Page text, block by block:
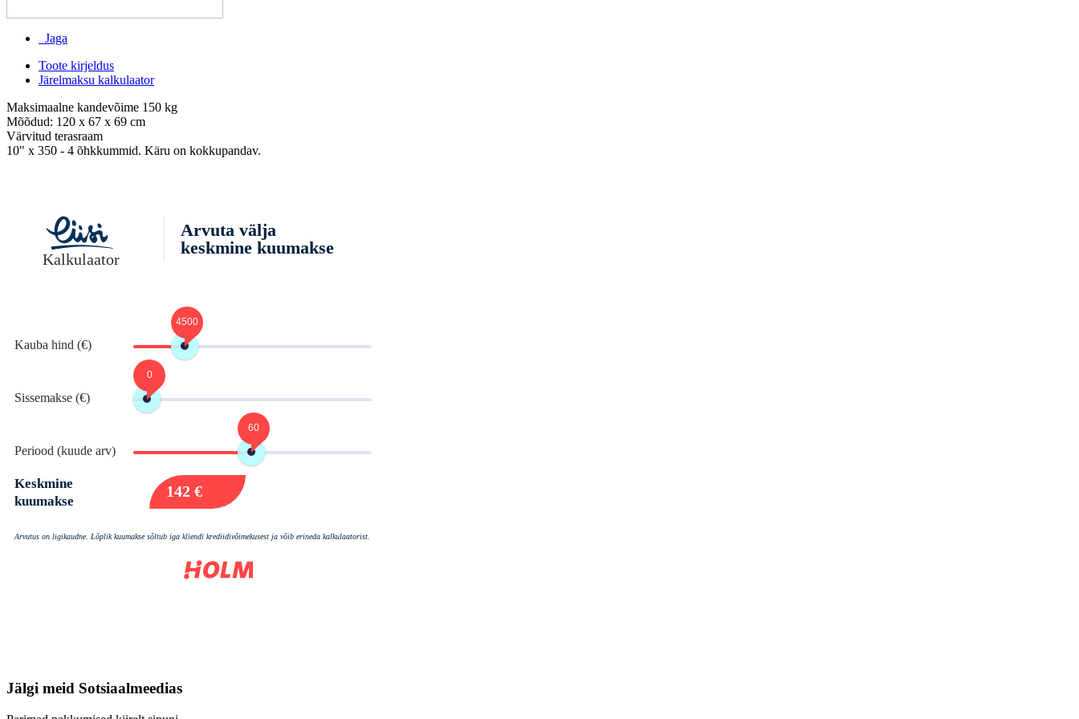
Jaga
Toote kirjeldus
Järelmaksu kalkulaator
Maksimaalne kandevõime 150 kg
Mõõdud: 120 x 67 x 69 cm
Värvitud terasraam
10" x 350 - 4 õhkkummid. Käru on kokkupandav.
Jälgi meid Sotsiaalmeedias